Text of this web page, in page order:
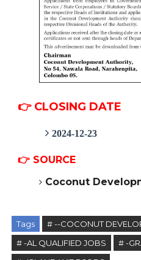
👉 CLOSING DATE
2024-12-23
👉 SOURCE
Coconut
Tags
# --COCONUT
# -AL QUALIFIED JOBS
# -